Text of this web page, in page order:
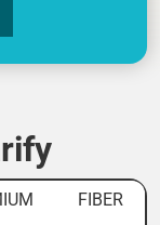
FIBER